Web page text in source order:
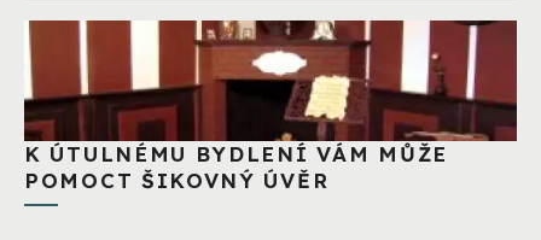
K ÚTULNÉMU BYDLENÍ VÁM MŮŽE
POMOCT ŠIKOVNÝ ÚVĚR